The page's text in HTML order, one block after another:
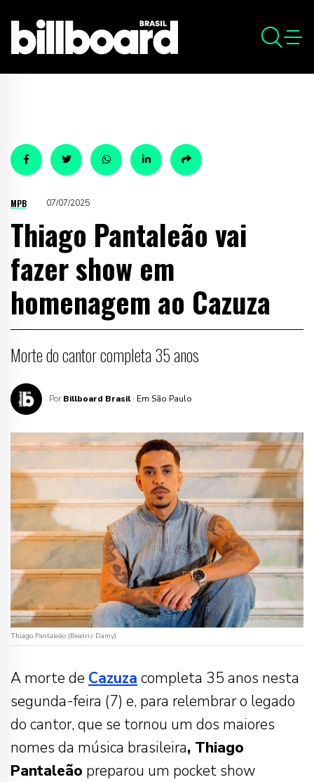
MPB 07/07/2025
Thiago Pantaleão vai
fazer show em
homenagem ao Cazuza
Morte do cantor completa 35 anos
Por Billboard Brasil · Em São Paulo
Thiago Pantaleão (Beatriz Damy)
A morte de Cazuza completa 35 anos nesta
segunda-feira (7) e, para relembrar o legado
do cantor, que se tornou um dos maiores
nomes da música brasileira, Thiago
Pantaleão preparou um pocket show